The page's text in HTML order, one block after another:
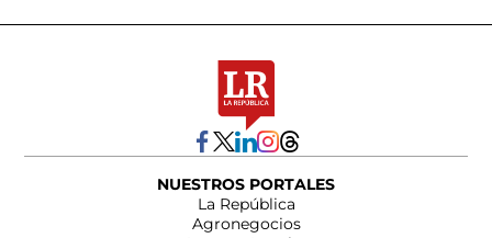
NUESTROS PORTALES
La República
Agronegocios